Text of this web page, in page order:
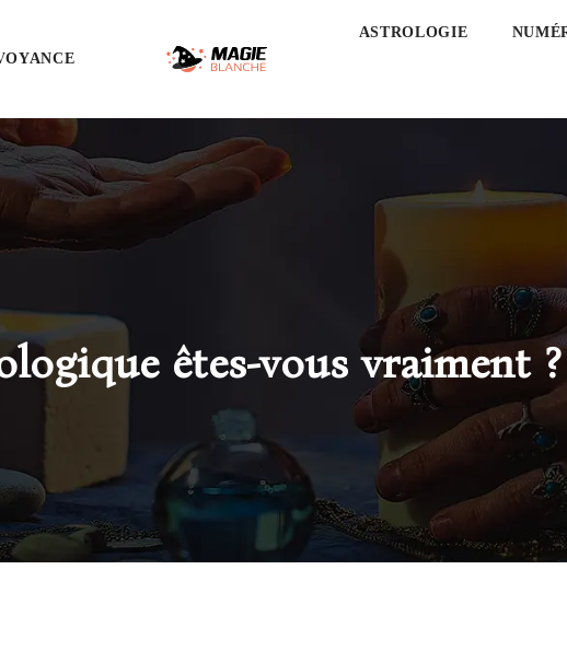
ASTROLOGIE
êtes-vous vraiment ?